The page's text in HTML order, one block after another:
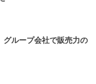
グループ会社で販売力の